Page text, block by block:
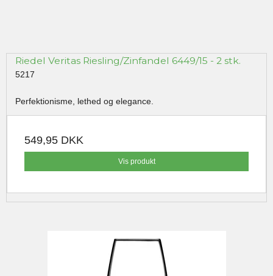
Riedel Veritas Riesling/Zinfandel 6449/15 - 2 stk.
5217
Perfektionisme, lethed og elegance.
549,95 DKK
Vis produkt